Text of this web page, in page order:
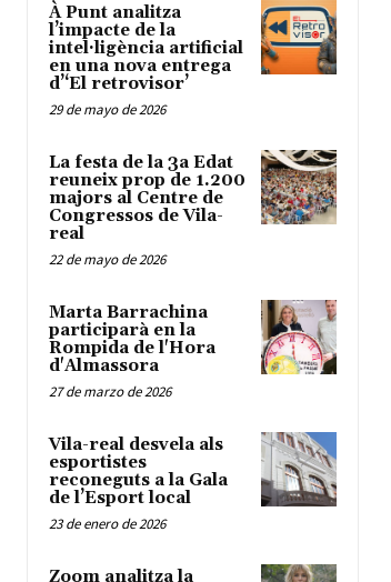
À Punt analitza
l’impacte de la
intel·ligència artificial
en una nova entrega
d’‘El retrovisor’
29 de mayo de 2026
La festa de la 3a Edat
reuneix prop de 1.200
majors al Centre de
Congressos de Vila-
real
22 de mayo de 2026
Marta Barrachina
participarà en la
Rompida de l'Hora
d'Almassora
27 de marzo de 2026
Vila-real desvela als
esportistes
reconeguts a la Gala
de l’Esport local
23 de enero de 2026
Zoom analitza la